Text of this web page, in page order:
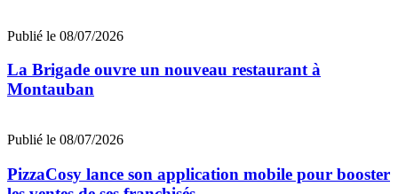
Publié le 08/07/2026
La Brigade ouvre un nouveau restaurant à
Montauban
Publié le 08/07/2026
PizzaCosy lance son application mobile pour booster